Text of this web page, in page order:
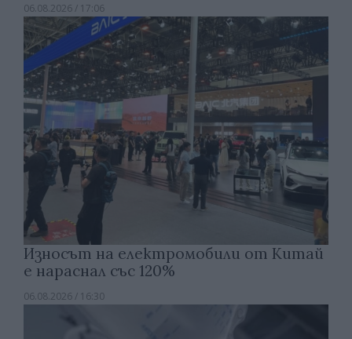
06.08.2026 / 17:06
Износът на електромобили от Китай
е нараснал със 120%
06.08.2026 / 16:30